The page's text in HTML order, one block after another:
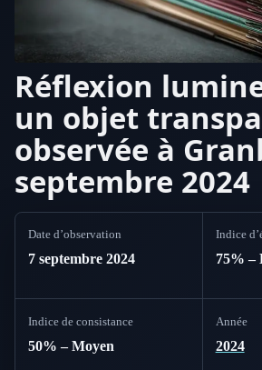
Réflexion
un objet
observée à
septembre 2024
Date d’observation
7 septembre 2024
Indice
75% –
Indice de consistance
50% – Moyen
Année
2024